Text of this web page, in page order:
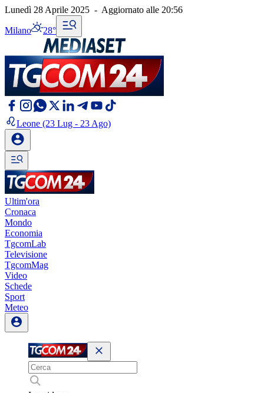
Lunedì 28 Aprile 2025 - Aggiornato alle 20:56
Milano 28°
Leone (23 Lug - 23 Ago)
Ultim'ora
Cronaca
Mondo
Economia
TgcomLab
Televisione
TgcomMag
Video
Schede
Sport
Meteo